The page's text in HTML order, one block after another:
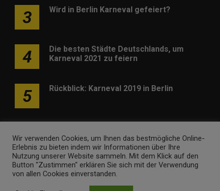
3 Wird in Berlin Karneval gefeiert?
4
Die besten Städte Deutschlands, um
Karneval 2021 zu feiern
5 Rückblick: Karneval 2019 in Berlin
Werben Kontakt Impressum Newsletter
Wir verwenden Cookies, um Ihnen das bestmögliche Online-
Erlebnis zu bieten indem wir Informationen über Ihre
Nutzung unserer Website sammeln. Mit dem Klick auf den
Button "Zustimmen" erklären Sie sich mit der Verwendung
von allen Cookies einverstanden.